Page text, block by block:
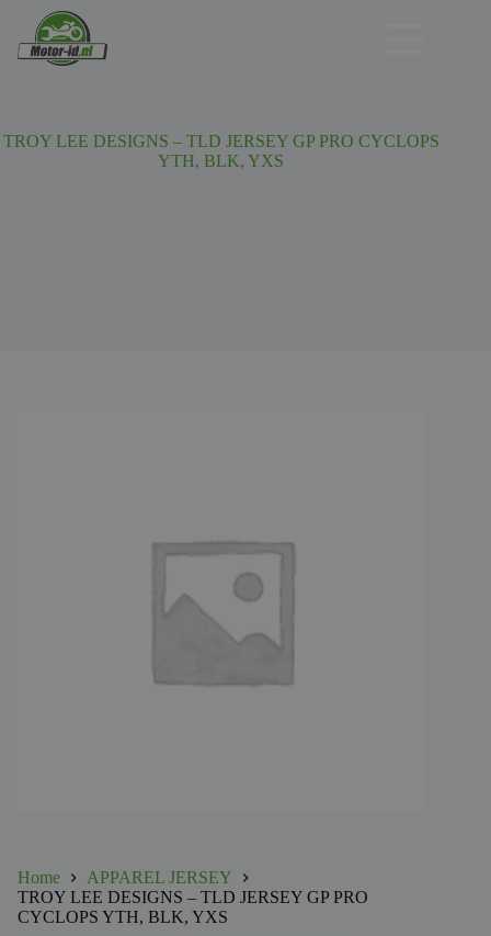
TROY LEE DESIGNS – TLD JERSEY GP PRO CYCLOPS
YTH, BLK, YXS
Home
APPAREL JERSEY
TROY LEE DESIGNS – TLD JERSEY GP PRO
CYCLOPS YTH, BLK, YXS